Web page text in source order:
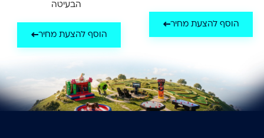
הוסף להצעת מחיר
הבעיטה
הוסף להצעת מחיר